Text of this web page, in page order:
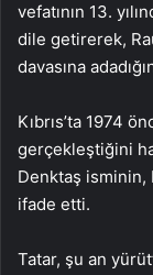
vefatının 13.
dile getirerek,
davasına
Kıbrıs’ta 1974
gerçekleştiğini
Denktaş isminin,
ifade etti.
Tatar, şu an